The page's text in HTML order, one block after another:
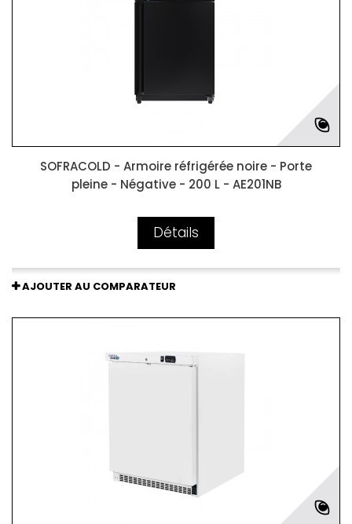
SOFRACOLD - Armoire réfrigérée noire - Porte
pleine - Négative - 200 L - AE201NB
Détails
AJOUTER AU COMPARATEUR